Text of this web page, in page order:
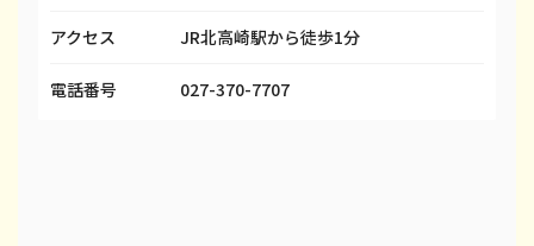
iPhone 13 mini
iPhone 13 Pro
¥33,000
¥48,000
アクセス JR北高崎駅から徒歩1分
電話番号 027-370-7707